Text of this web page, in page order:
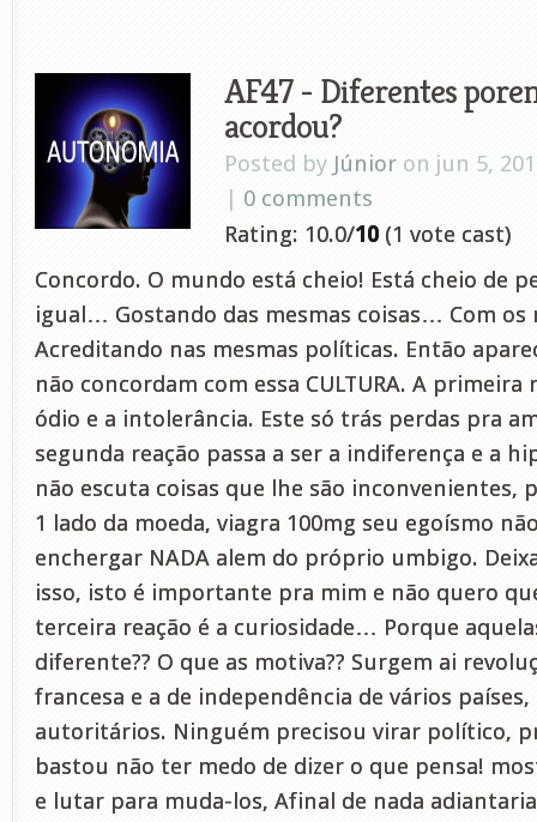
AF47 - Diferentes
acordou?
Posted by Júnior on jun 5,
| 0 comments
Rating: 10.0/10 (1 vote cast)
Concordo. O mundo está cheio! Está cheio de
igual… Gostando das mesmas coisas… Com
Acreditando nas mesmas políticas. Então
não concordam com essa CULTURA. A primeira
ódio e a intolerância. Este só trás perdas pra
segunda reação passa a ser a indiferença e a
não escuta coisas que lhe são inconvenientes,
1 lado da moeda, viagra 100mg seu egoísmo
enchergar NADA alem do próprio umbigo.
isso, isto é importante pra mim e não quero
terceira reação é a curiosidade… Porque
diferente?? O que as motiva?? Surgem ai
francesa e a de independência de vários
autoritários. Ninguém precisou virar político,
bastou não ter medo de dizer o que pensa!
e lutar para muda-los, Afinal de nada